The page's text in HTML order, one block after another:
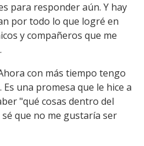
para responder aún. Y hay
por todo lo que logré en
y compañeros que me
con más tiempo tengo
una promesa que le hice a
"qué cosas dentro del
que no me gustaría ser